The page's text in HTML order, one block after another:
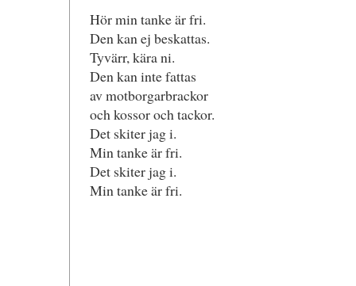
Hör min tanke är fri.
Den kan ej beskattas.
Tyvärr, kära ni.
Den kan inte fattas
av motborgarbrackor
och kossor och tackor.
Det skiter jag i.
Min tanke är fri.
Det skiter jag i.
Min tanke är fri.